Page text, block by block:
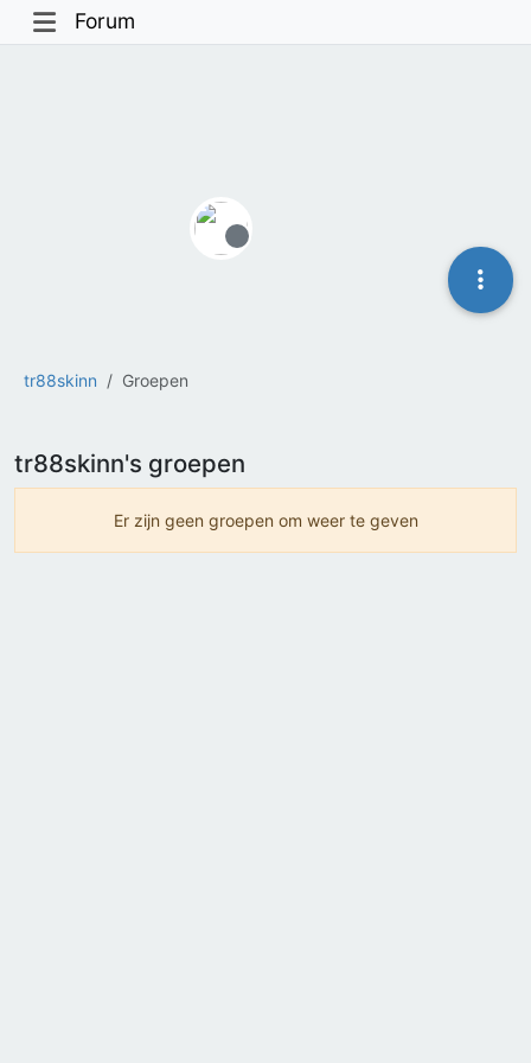
Forum
tr88skinn Groepen
Offline
tr88skinn's groepen
Er zijn geen groepen om weer te geven